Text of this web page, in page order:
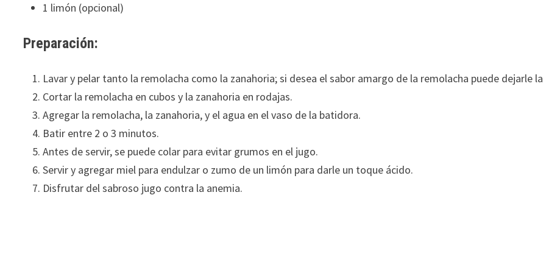
1 limón (opcional)
Preparación:
Lavar y pelar tanto la remolacha como la zanahoria; si desea el sabor amargo de la remolacha puede dejarle la
Cortar la remolacha en cubos y la zanahoria en rodajas.
Agregar la remolacha, la zanahoria, y el agua en el vaso de la batidora.
Batir entre 2 o 3 minutos.
Antes de servir, se puede colar para evitar grumos en el jugo.
Servir y agregar miel para endulzar o zumo de un limón para darle un toque ácido.
Disfrutar del sabroso jugo contra la anemia.